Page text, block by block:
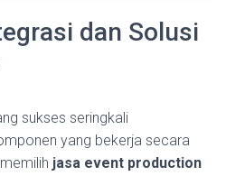
dan Solusi
sukses seringkali
yang bekerja secara
jasa event production